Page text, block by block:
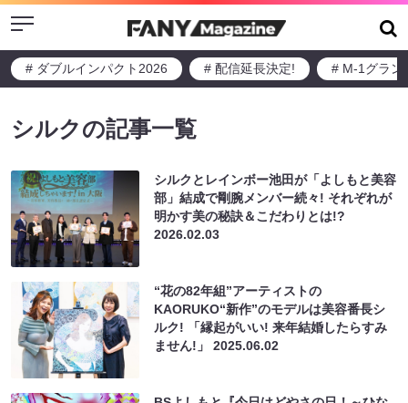
Menu
# ダブルインパクト2026 # 配信延長決定! # M-1グラン
シルクの記事一覧
シルクとレインボー池田が「よしもと美容
部」結成で剛腕メンバー続々! それぞれが
明かす美の秘訣＆こだわりとは!?
2026.02.03
“花の82年組”アーティストの
KAORUKO“新作”のモデルは美容番長シ
ルク! 「縁起がいい! 来年結婚したらすみ
ません!」2025.06.02